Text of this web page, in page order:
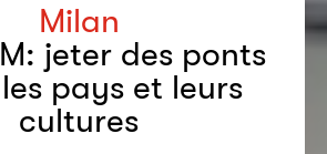
Milan
jeter des ponts
pays et leurs
cultures